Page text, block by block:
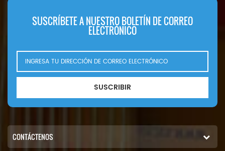
SUSCRÍBETE A NUESTRO BOLETÍN DE CORREO
ELECTRÓNICO
SUSCRIBIR
CONTÁCTENOS